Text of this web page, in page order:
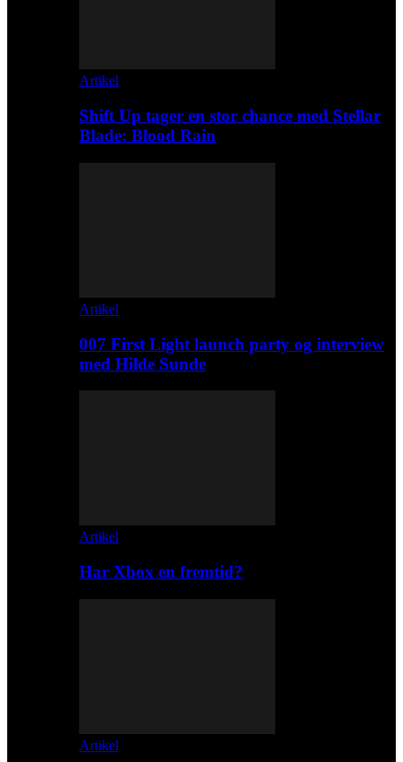
Artikel
Shift Up tager en stor chance med Stellar
Blade: Blood Rain
Artikel
007 First Light launch party og interview
med Hilde Sunde
Artikel
Har Xbox en fremtid?
Artikel